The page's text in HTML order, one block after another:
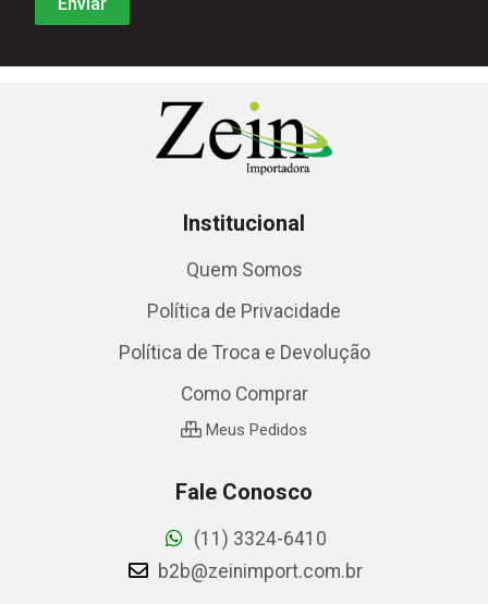
Institucional
Quem Somos
Política de Privacidade
Política de Troca e Devolução
Como Comprar
Meus Pedidos
Fale Conosco
(11) 3324-6410
b2b@zeinimport.com.br